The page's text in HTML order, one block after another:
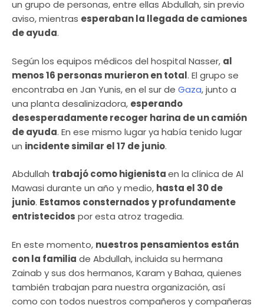
un grupo de personas, entre ellas Abdullah, sin previo
aviso, mientras esperaban la llegada de camiones
de ayuda.
Según los equipos médicos del hospital Nasser, al
menos 16 personas murieron en total. El grupo se
encontraba en Jan Yunis, en el sur de Gaza, junto a
una planta desalinizadora, esperando
desesperadamente recoger harina de un camión
de ayuda. En ese mismo lugar ya había tenido lugar
un incidente similar el 17 de junio.
Abdullah trabajó como higienistaen la clínica de Al
Mawasi durante un año y medio, hasta el 30 de
junio. Estamos consternados y profundamente
entristecidos por esta atroz tragedia.
En este momento, nuestros pensamientos están
con la familia de Abdullah, incluida su hermana
Zainab y sus dos hermanos, Karam y Bahaa, quienes
también trabajan para nuestra organización, así
como con todos nuestros compañeros y compañeras